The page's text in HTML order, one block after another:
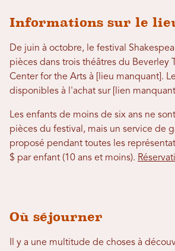
Informations sur le
De juin à octobre, le festival
pièces dans trois théâtres du Beverley
Center for the Arts à [lieu manquant].
disponibles à l'achat sur [lien
Les enfants de moins de six ans ne
pièces du festival, mais un service de
proposé pendant toutes les
$ par enfant (10 ans et moins).
Où séjourner
Il y a une multitude de choses à